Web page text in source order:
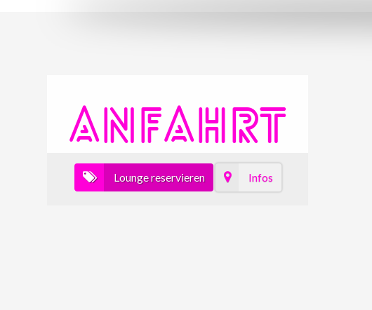
ANFAHRT
Lounge reservieren Infos